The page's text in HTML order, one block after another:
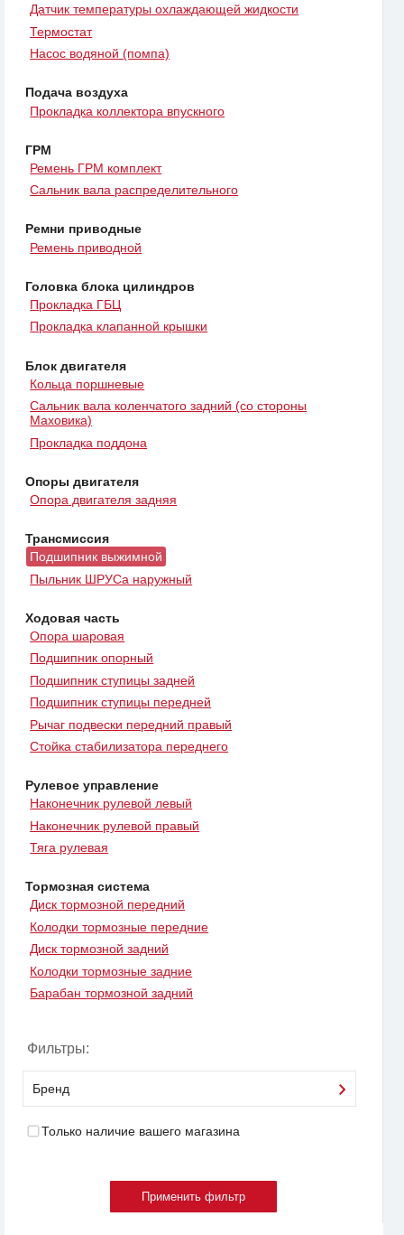
Датчик температуры охлаждающей жидкости
Термостат
Насос водяной (помпа)
Подача воздуха
Прокладка коллектора впускного
ГРМ
Ремень ГРМ комплект
Сальник вала распределительного
Ремни приводные
Ремень приводной
Головка блока цилиндров
Прокладка ГБЦ
Прокладка клапанной крышки
Блок двигателя
Кольца поршневые
Сальник вала коленчатого задний (со стороны
Маховика)
Прокладка поддона
Опоры двигателя
Опора двигателя задняя
Трансмиссия
Подшипник выжимной
Пыльник ШРУСа наружный
Ходовая часть
Опора шаровая
Подшипник опорный
Подшипник ступицы задней
Подшипник ступицы передней
Рычаг подвески передний правый
Стойка стабилизатора переднего
Рулевое управление
Наконечник рулевой левый
Наконечник рулевой правый
Тяга рулевая
Тормозная система
Диск тормозной передний
Колодки тормозные передние
Диск тормозной задний
Колодки тормозные задние
Барабан тормозной задний
Фильтры:
Бренд
Только наличие вашего магазина